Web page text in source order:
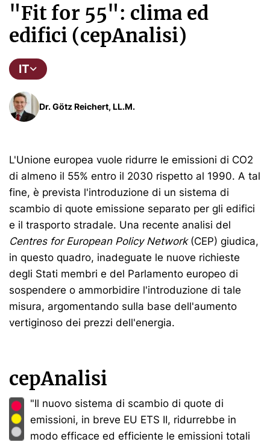
"Fit for 55": clima ed
edifici (cepAnalisi)
IT
Dr. Götz Reichert, LL.M.
L'Unione europea vuole ridurre le emissioni di CO2
di almeno il 55% entro il 2030 rispetto al 1990. A tal
fine, è prevista l'introduzione di un sistema di
scambio di quote emissione separato per gli edifici
e il trasporto stradale. Una recente analisi del
Centres for European Policy Network(CEP) giudica,
in questo quadro, inadeguate le nuove richieste
degli Stati membri e del Parlamento europeo di
sospendere o ammorbidire l'introduzione di tale
misura, argomentando sulla base dell'aumento
vertiginoso dei prezzi dell'energia.
cepAnalisi
"Il nuovo sistema di scambio di quote di
emissioni, in breve EU ETS II, ridurrebbe in
modo efficace ed efficiente le emissioni totali